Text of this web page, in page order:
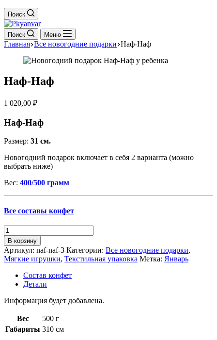
Поиск
Поиск Меню
Главная Все новогодние подарки Наф-Наф
Наф-Наф
1 020,00 ₽
Наф-Наф
Размер: 31 см.
Новогодний подарок включает в себя 2 варианта (можно
выбрать ниже)
Вес: 400/500 грамм
Все составы конфет
Количество
товара
Наф-
Наф
В корзину
Артикул: naf-naf-3 Категории: Все новогодние подарки,
Мягкие игрушки, Текстильная упаковка Метка: Январь
Состав конфет
Детали
Информация будет добавлена.
Вес
500 г
Габариты 310 см